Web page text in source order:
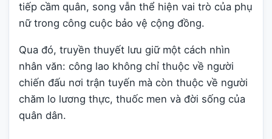
tiếp cầm quân, song vẫn thể hiện vai trò của phụ
nữ trong công cuộc bảo vệ cộng đồng.
Qua đó, truyền thuyết lưu giữ một cách nhìn
nhân văn: công lao không chỉ thuộc về người
chiến đấu nơi trận tuyến mà còn thuộc về người
chăm lo lương thực, thuốc men và đời sống của
quân dân.